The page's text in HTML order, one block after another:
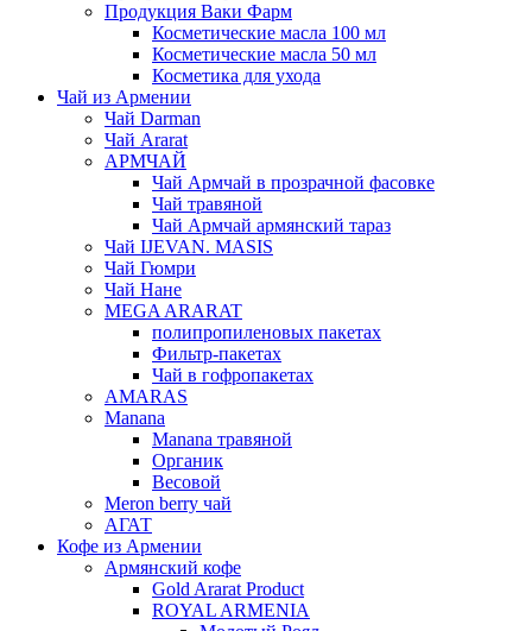
Продукция Ваки Фарм
Косметические масла 100 мл
Косметические масла 50 мл
Косметика для ухода
Чай из Армении
Чай Darman
Чай Ararat
АРМЧАЙ
Чай Армчай в прозрачной фасовке
Чай травяной
Чай Армчай армянский тараз
Чай IJEVAN. MASIS
Чай Гюмри
Чай Нане
MEGA ARARAT
полипропиленовых пакетах
Фильтр-пакетах
Чай в гофропакетах
AMARAS
Manana
Manana травяной
Органик
Весовой
Meron berry чай
АГАТ
Кофе из Армении
Армянский кофе
Gold Ararat Product
ROYAL ARMENIA